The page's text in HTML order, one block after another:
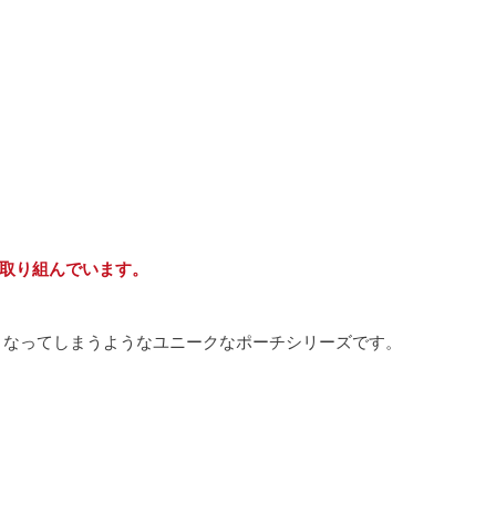
り組んでいます。
ってしまうようなユニークなポーチシリーズです。